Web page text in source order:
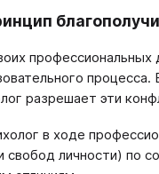
профессиональных
процесса.
разрешает эти
в ходе
свобод личности) по